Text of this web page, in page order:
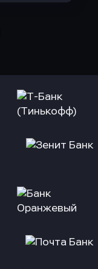
Оправить заявку
Оправить заявку
в Зенит Банк
Оправить заявку